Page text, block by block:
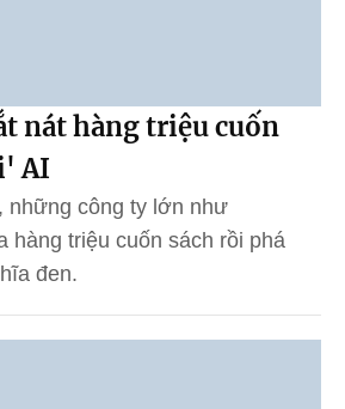
nát hàng triệu cuốn
AI
những công ty lớn như
hàng triệu cuốn sách rồi phá
đen.